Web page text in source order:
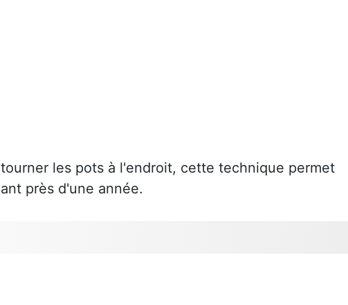
les pots à l'endroit, cette technique permet
près d'une année.